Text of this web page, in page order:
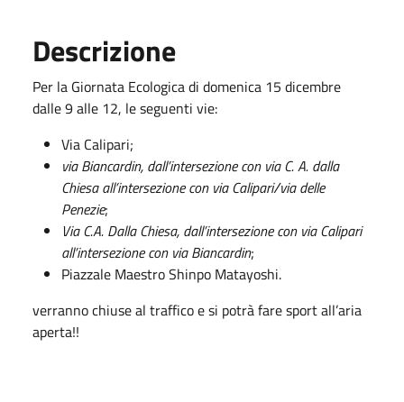
Descrizione
Per la Giornata Ecologica di domenica 15 dicembre
dalle 9 alle 12, le seguenti vie:
Via Calipari;
via Biancardin, dall’intersezione con via C. A. dalla
Chiesa all’intersezione con via Calipari/via delle
Penezie;
Via C.A. Dalla Chiesa, dall’intersezione con via Calipari
all’intersezione con via Biancardin;
Piazzale Maestro Shinpo Matayoshi.
verranno chiuse al traffico e si potrà fare sport all’aria
aperta!!